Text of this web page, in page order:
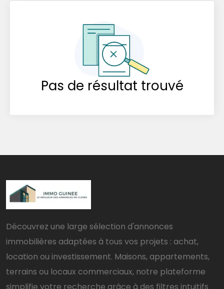
Pas de résultat trouvé
Découvrez une large sélection d'annonces
immobilières adaptées à tous vos projets : achat,
location ou investissement. Maisons, appartements,
terrains ou locaux commerciaux, notre plateforme